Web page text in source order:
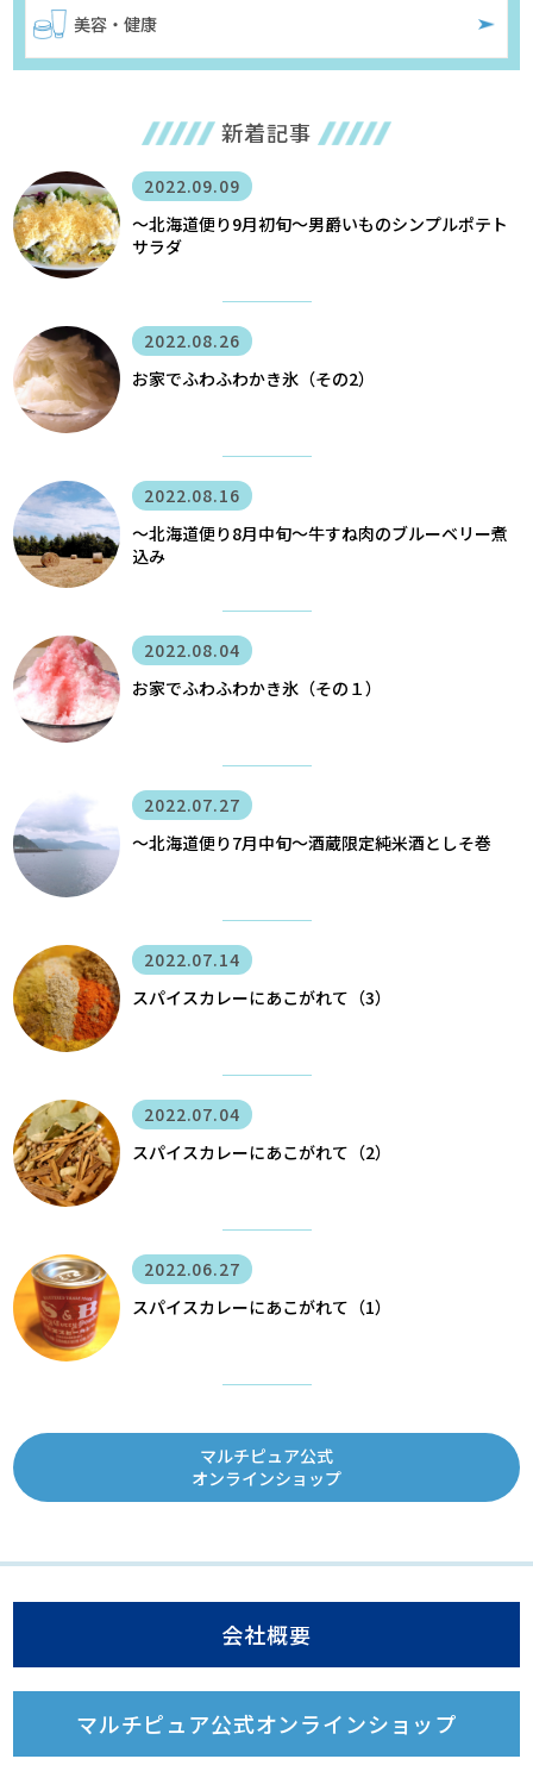
美容・健康
新着記事
2022.09.09
〜北海道便り9月初旬～男爵いものシンプルポテト
サラダ
2022.08.26
お家でふわふわかき氷（その2）
2022.08.16
〜北海道便り8月中旬～牛すね肉のブルーベリー煮
込み
2022.08.04
お家でふわふわかき氷（その１）
2022.07.27
〜北海道便り7月中旬～酒蔵限定純米酒としそ巻
2022.07.14
スパイスカレーにあこがれて（3）
2022.07.04
スパイスカレーにあこがれて（2）
2022.06.27
スパイスカレーにあこがれて（1）
マルチピュア公式
オンラインショップ
会社概要
マルチピュア公式オンラインショップ